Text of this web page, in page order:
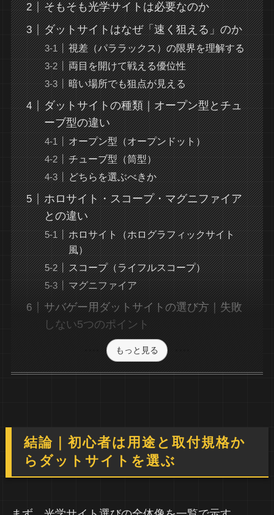
そもそも光学サイトは必要なのか
ダットサイトはなぜ「速く狙える」のか
視差（パララックス）の限界を理解する
両目を開けて戦える優位性
暗い場所でも狙点が見える
ダットサイトの種類｜オープン型とチュ
ーブ型の違い
オープン型（オープンドット）
チューブ型（筒型）
どちらを選ぶべきか
ホロサイト・スコープ・マグニファイア
との違い
ホロサイト（ホログラフィックサイト
風）
スコープ（ライフルスコープ）
マグニファイア
サバゲー用ダットサイトの選び方｜失敗
しない5つのポイント
もっと見る
結論｜初心者は用途と取付規格か
らダットサイトを選ぶ